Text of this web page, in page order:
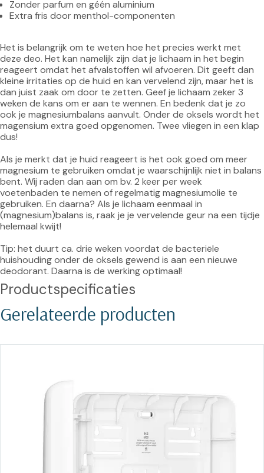
Zonder parfum en géén aluminium
Extra fris door menthol-componenten
Het is belangrijk om te weten hoe het precies werkt met
deze deo. Het kan namelijk zijn dat je lichaam in het begin
reageert omdat het afvalstoffen wil afvoeren. Dit geeft dan
kleine irritaties op de huid en kan vervelend zijn, maar het is
dan juist zaak om door te zetten. Geef je lichaam zeker 3
weken de kans om er aan te wennen. En bedenk dat je zo
ook je magnesiumbalans aanvult. Onder de oksels wordt het
magensium extra goed opgenomen. Twee vliegen in een klap
dus!
Als je merkt dat je huid reageert is het ook goed om meer
magnesium te gebruiken omdat je waarschijnlijk niet in balans
bent. Wij raden dan aan om bv. 2 keer per week
voetenbaden te nemen of regelmatig magnesiumolie te
gebruiken. En daarna? Als je lichaam eenmaal in
(magnesium)balans is, raak je je vervelende geur na een tijdje
helemaal kwijt!
Tip: het duurt ca. drie weken voordat de bacteriële
huishouding onder de oksels gewend is aan een nieuwe
deodorant. Daarna is de werking optimaal!
Productspecificaties
Gerelateerde producten